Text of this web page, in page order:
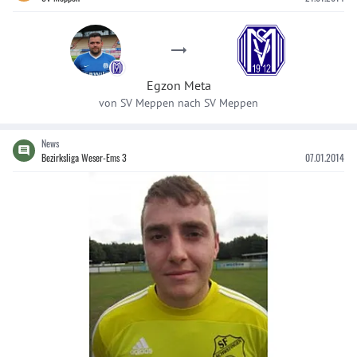
Egzon Meta
von SV Meppen nach SV Meppen
News
Bezirksliga Weser-Ems 3
07.01.2014